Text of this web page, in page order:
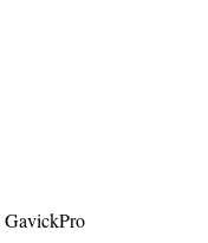
GavickPro